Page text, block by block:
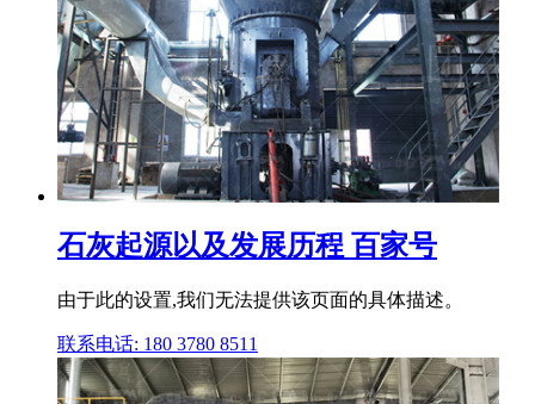
石灰起源以及发展历程 百家号
由于此的设置,我们无法提供该页面的具体描述。
联系电话: 180 3780 8511